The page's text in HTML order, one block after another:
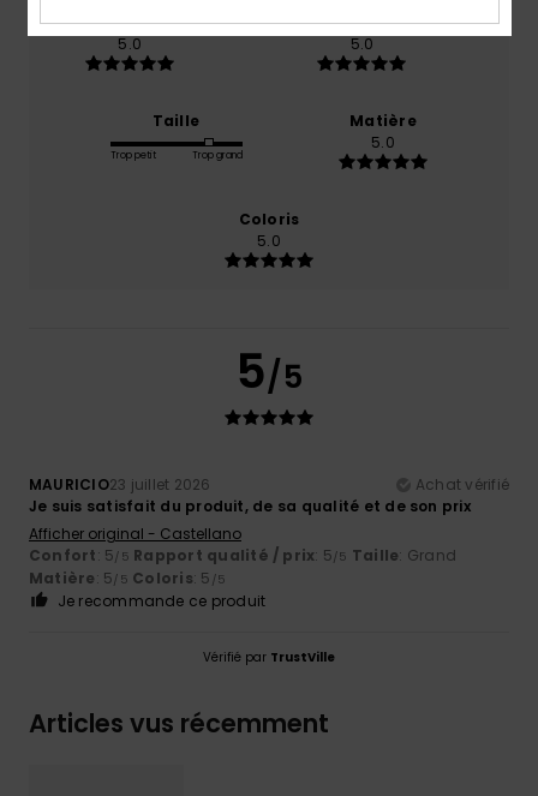
Confort
5.0
Rapport qualité / prix
5.0
Taille
Trop petit Trop grand
Matière
5.0
Coloris
5.0
5/5
MAURICIO23 juillet 2026
Achat vérifié
Je suis satisfait du produit, de sa qualité et de son prix
Afficher original - Castellano
Confort: 5/5 Rapport qualité / prix: 5/5 Taille: Grand
Matière: 5/5 Coloris: 5 /5
Je recommande ce produit
Vérifié par TrustVille
Articles vus récemment